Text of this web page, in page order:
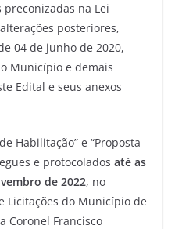
na Lei
posteriores,
04 de junho de 2020,
Município e demais
Edital e seus anexos
Habilitação” e “Proposta
e protocolados até as
de 2022, no
Licitações do Município de
Coronel Francisco